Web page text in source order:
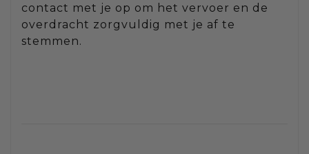
contact met je op om het vervoer en de
overdracht zorgvuldig met je af te
stemmen.